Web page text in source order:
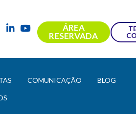
ÁREA
RESERVADA
COMUNICAÇÃO BLOG